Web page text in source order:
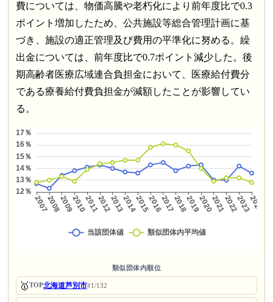
費については、物価高騰や老朽化により前年度比で0.3
ポイント増加したため、公共施設等総合管理計画に基
づき、施設の適正管理及び費用の平準化に努める。繰
出金については、前年度比で0.7ポイント減少した。後
期高齢者医療広域連合負担金において、医療給付費分
である療養給付費負担金が減額したことが影響してい
る。
類似団体内順位
🥇TOP北海道芦別市#1/132